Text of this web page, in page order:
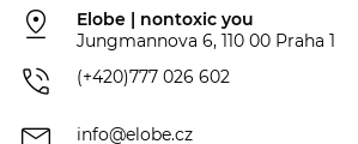
pin_drop
Elobe | nontoxic you
Jungmannova 6, 110 00 Praha 1
phone_in_talk (+420)777 026 602
info@elobe.cz